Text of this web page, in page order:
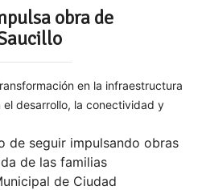
obra de
en la infraestructura
desarrollo, la conectividad y
de seguir impulsando obras
de las familias
de Ciudad